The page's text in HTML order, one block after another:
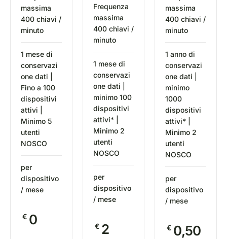
€ 0
massima
400 chiavi /
minuto
1 mese di
conservazi
one dati |
Fino a 100
dispositivi
attivi |
Minimo 5
utenti
NOSCO
per
dispositivo
/ mese
€ 2
Frequenza
massima
400 chiavi /
minuto
1 mese di
conservazi
one dati |
minimo 100
dispositivi
attivi* |
Minimo 2
utenti
NOSCO
per
dispositivo
/ mese
€ 0,50
massima
400 chiavi /
minuto
1 anno di
conservazi
one dati |
minimo
1000
dispositivi
attivi* |
Minimo 2
utenti
NOSCO
per
dispositivo
/ mese